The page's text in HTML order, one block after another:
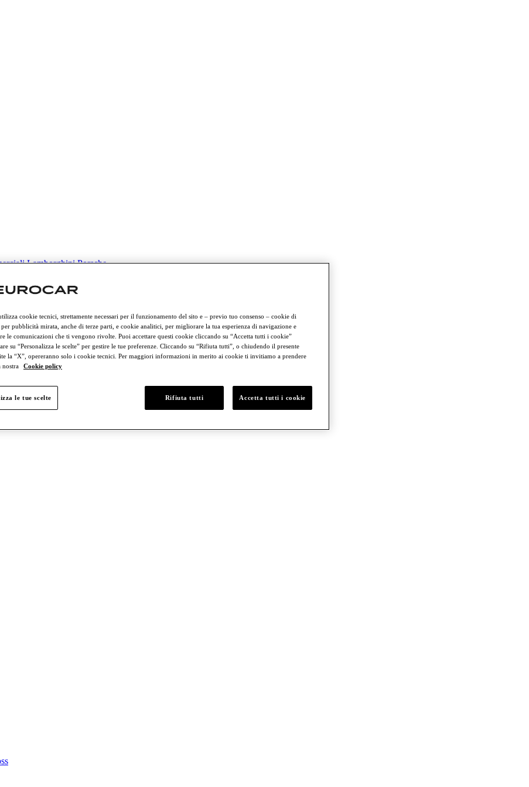
LamborghiniPorsche
cookie tecnici, strettamente necessari per il funzionamento del sito e – previo tuo consenso – cookie di
pubblicità mirata, anche di terze parti, e cookie analitici, per migliorare la tua esperienza di navigazione e
le comunicazioni che ti vengono rivolte. Puoi accettare questi cookie cliccando su “Accetta tutti i cookie”
su “Personalizza le scelte” per gestire le tue preferenze. Cliccando su “Rifiuta tutti”, o chiudendo il presente
la “X”, opereranno solo i cookie tecnici. Per maggiori informazioni in merito ai cookie ti invitiamo a prendere
nostra
Cookie policy
le tue scelte Rifiuta tutti Accetta tutti i cookie